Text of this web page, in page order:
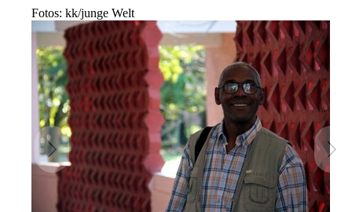
Fotos: kk/junge Welt